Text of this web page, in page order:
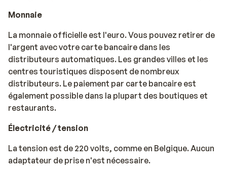
Monnaie
La monnaie officielle est l'euro. Vous pouvez retirer de
l'argent avec votre carte bancaire dans les
distributeurs automatiques. Les grandes villes et les
centres touristiques disposent de nombreux
distributeurs. Le paiement par carte bancaire est
également possible dans la plupart des boutiques et
restaurants.
Électricité / tension
La tension est de 220 volts, comme en Belgique. Aucun
adaptateur de prise n'est nécessaire.